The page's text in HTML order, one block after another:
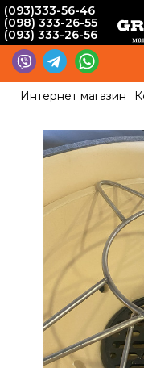
(093)333-56-46
(098) 333-26-55
(093) 333-26-56
Интернет магазин